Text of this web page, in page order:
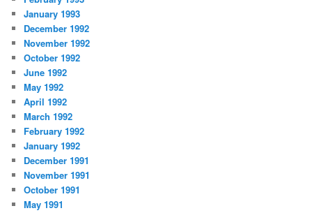
January 1993
December 1992
November 1992
October 1992
June 1992
May 1992
April 1992
March 1992
February 1992
January 1992
December 1991
November 1991
October 1991
May 1991